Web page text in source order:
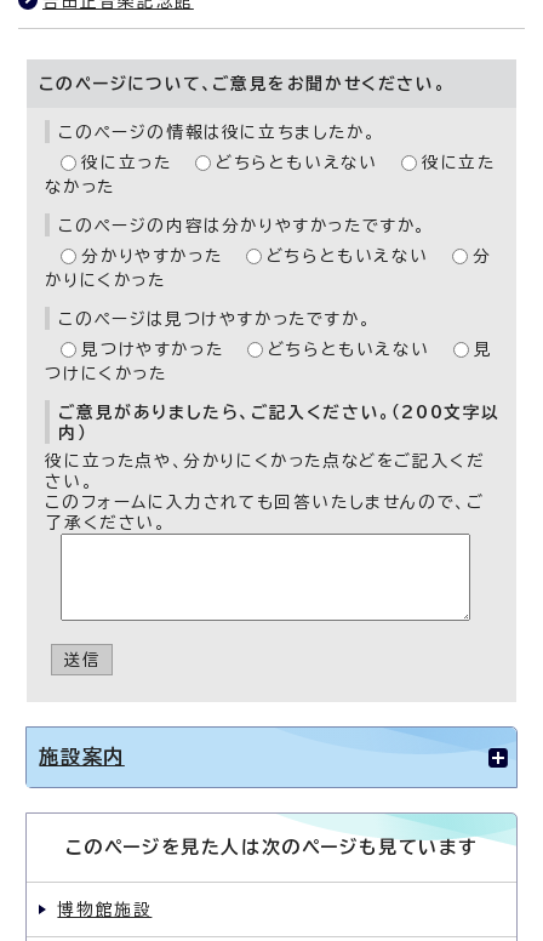
このページについて、ご意見をお聞かせください。
このページの情報は役に立ちましたか。
役に立った
どちらともいえない
役に立た
なかった
このページの内容は分かりやすかったですか。
分かりやすかった
どちらともいえない
分
かりにくかった
このページは見つけやすかったですか。
見つけやすかった
どちらともいえない
見
つけにくかった
ご意見がありましたら、ご記入ください。（200文字以
内）
役に立った点や、分かりにくかった点などをご記入くだ
さい。
このフォームに入力されても回答いたしませんので、ご
了承ください。
送信
施設案内
このページを見た人は次のページも見ています
博物館施設